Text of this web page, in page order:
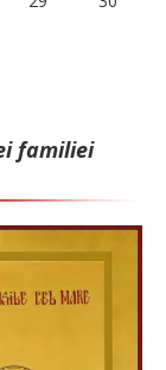
familiei